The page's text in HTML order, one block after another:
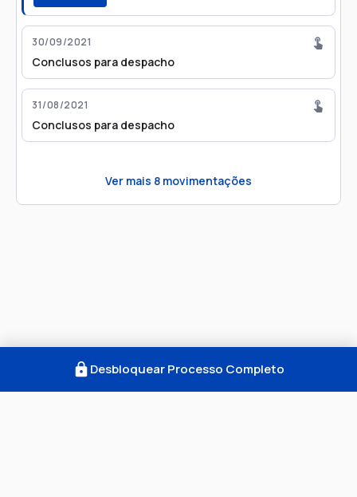
30/09/2021
Conclusos para despacho
31/08/2021
Conclusos para despacho
Ver mais 8 movimentações
Desbloquear Processo Completo